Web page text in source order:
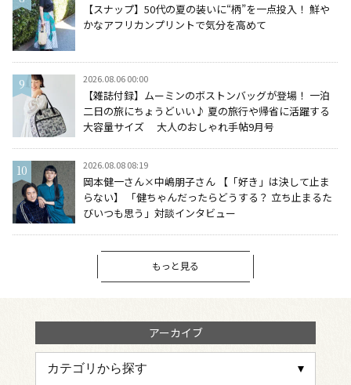
【スナップ】50代の夏の装いに“柄”を一点投入！ 鮮や
かなアフリカンプリントで気分を高めて
2026.08.06 00:00
【雑誌付録】ムーミンのボストンバッグが登場！ 一泊
二日の旅にちょうどいい♪ 夏の旅行や帰省に活躍する
大容量サイズ 大人のおしゃれ手帖9月号
2026.08.08 08:19
岡本健一さん×中嶋朋子さん 【「好き」は決して止ま
らない】 「健ちゃんだったらどうする？ 立ち止まるた
びいつも思う」対談インタビュー
もっと見る
アーカイブ